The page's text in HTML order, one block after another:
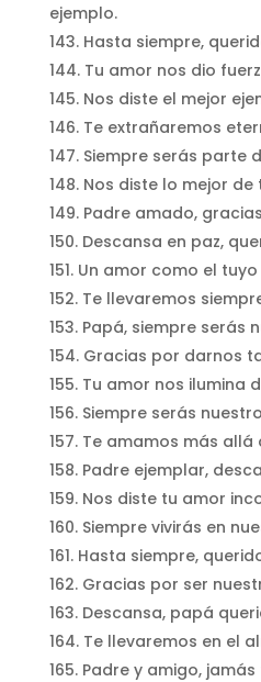
ejemplo.
Hasta siempre,
Tu amor nos dio
Nos diste el mejor
Te extrañaremos
Siempre serás parte
Nos diste lo mejor de
Padre amado,
Descansa en paz,
Un amor como el
Te llevaremos
Papá, siempre serás
Gracias por darnos
Tu amor nos ilumina
Siempre serás
Te amamos más allá
Padre ejemplar,
Nos diste tu amor
Siempre vivirás en
Hasta siempre,
Gracias por ser
Descansa, papá
Te llevaremos en el
Padre y amigo,